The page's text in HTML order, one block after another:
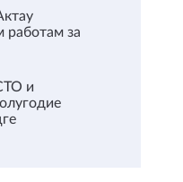
работам за
и